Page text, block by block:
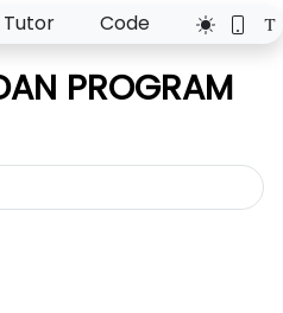
Tutor Code
PROGRAM